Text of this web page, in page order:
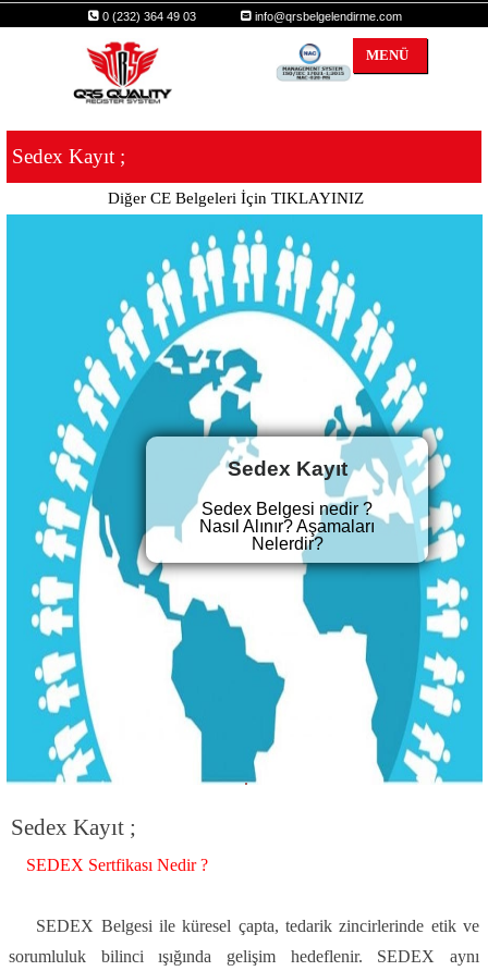
0 (232) 364 49 03 info@qrsbelgelendirme.com
MENÜ
Sedex Kayıt ;
Diğer CE Belgeleri İçin TIKLAYINIZ
Sedex Kayıt
Sedex Belgesi nedir ?
Nasıl Alınır? Aşamaları
Nelerdir?
Sedex Kayıt ;
SEDEX Sertfikası Nedir ?
SEDEX Belgesi ile küresel çapta, tedarik zincirlerinde etik ve
sorumluluk bilinci ışığında gelişim hedeflenir. SEDEX aynı